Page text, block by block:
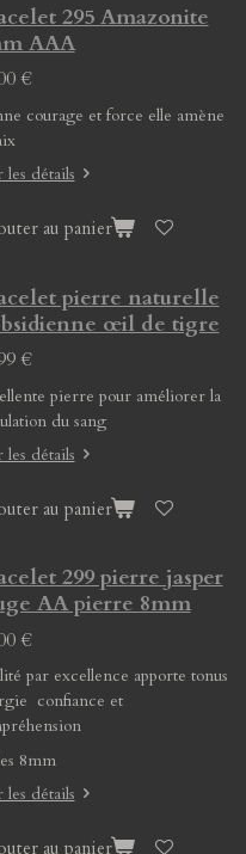
295 Amazonite
AAA
€
courage et force elle amène
détails
au panier
pierre naturelle
œil de tigre
€
pierre pour améliorer la
du sang
détails
au panier
299 pierre jasper
AA pierre 8mm
€
par excellence apporte tonus
confiance et
8mm
détails
au panier